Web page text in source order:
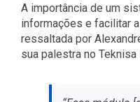
A importância de um
informações e facilitar
ressaltada por
sua palestra no